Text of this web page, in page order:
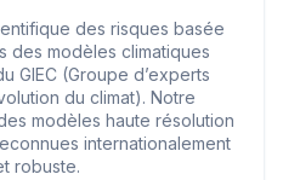
des risques basée
des modèles climatiques
GIEC (Groupe d’experts
du climat). Notre
modèles haute résolution
internationalement
robuste.